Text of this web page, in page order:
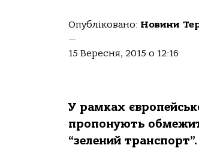
Опубліковано: Новини
—
15 Вересня, 2015 о 12:16
У рамках
пропонують
“зелений транспорт”.